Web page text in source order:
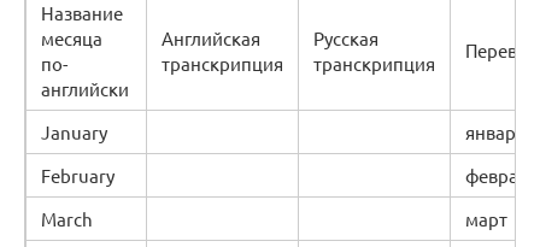
Название
месяца
по-
английски
Английская
транскрипция
Русская
транскрипция
Перевод
January
январь
February
февраль
March
март